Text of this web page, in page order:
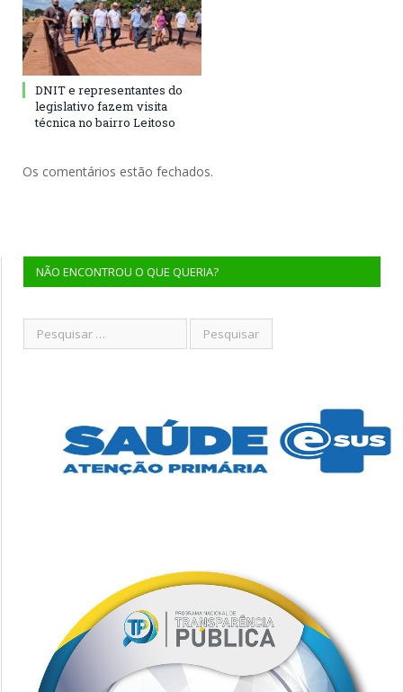
DNIT e representantes do
legislativo fazem visita
técnica no bairro Leitoso
Os comentários estão fechados.
NÃO ENCONTROU O QUE QUERIA?